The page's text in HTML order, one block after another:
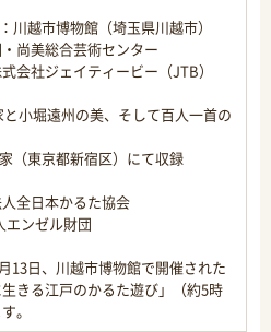
越市博物館（埼玉県川越市）
尚美総合芸術センター
社ジェイティービー（JTB）
堀遠州の美、そして百人一首の
（東京都新宿区）にて収録
全日本かるた協会
ンゼル財団
13日、川越市博物館で開催された
きる江戸のかるた遊び」（約5時
。